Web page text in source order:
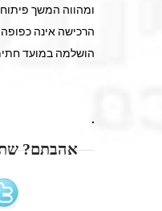
ומהווה המשך
הרכישה אינה
הושלמה במועד
.
אהבתם?